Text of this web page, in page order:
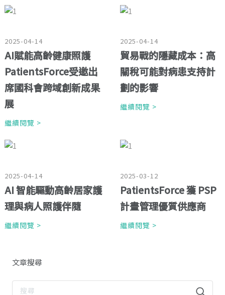
2025-04-14
AI賦能高齡健康照護
PatientsForce受邀出
席國科會跨域創新成果
展
繼續閱覽 >
2025-04-14
貿易戰的隱藏成本：高
關稅可能對病患支持計
劃的影響
繼續閱覽 >
2025-04-14
AI 智能驅動高齡居家護
理與病人照護伴隨
繼續閱覽 >
2025-03-12
PatientsForce 獲 PSP
計畫管理優質供應商
繼續閱覽 >
文章搜尋